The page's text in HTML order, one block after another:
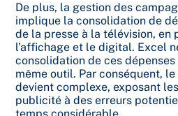
De plus, la gestion des
implique la consolidation de
de la presse à la télévision, en
l’affichage et le digital. Excel
consolidation de ces
même outil. Par conséquent,
devient complexe, exposant
publicité à des erreurs